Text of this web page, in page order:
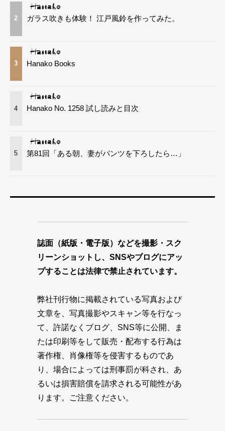
2 ガラス吹きも体験！ 江戸風鈴を作ってみた。
3 Hanako Books
4 Hanako No. 1258 試し読みと目次
5 第81回「ある朝、妻がパンツを下ろしたら…」
誌面（紙版・電子版）などを撮影・スク
リーンショットし、SNSやブログにアッ
プすることは法律で禁止されています。
弊社刊行物に掲載されている写真および
文章を、写真撮影やスキャン等を行なっ
て、許諾なくブログ、SNS等に公開、ま
たは印刷等をして販売・配布する行為は
著作権、肖像権等を侵害するものであ
り、場合によっては刑事罰が科され、あ
るいは損害賠償を請求される可能性があ
ります。ご注意ください。